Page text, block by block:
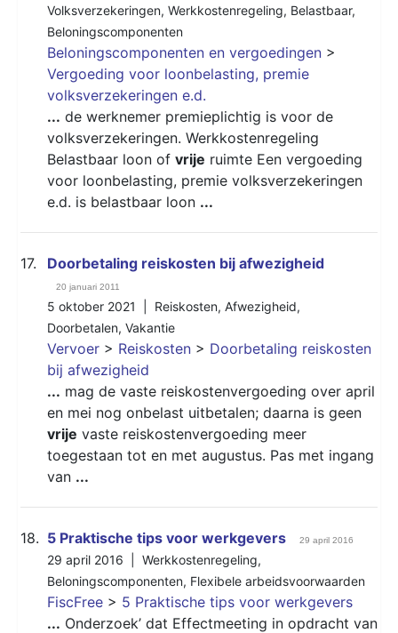
Volksverzekeringen, Werkkostenregeling, Belastbaar,
Beloningscomponenten
Beloningscomponenten en vergoedingen >
Vergoeding voor loonbelasting, premie
volksverzekeringen e.d.
... de werknemer premieplichtig is voor de
volksverzekeringen. Werkkostenregeling
Belastbaar loon of vrije ruimte Een vergoeding
voor loonbelasting, premie volksverzekeringen
e.d. is belastbaar loon ...
17. Doorbetaling reiskosten bij afwezigheid
20 januari 2011
5 oktober 2021 | Reiskosten, Afwezigheid,
Doorbetalen, Vakantie
Vervoer > Reiskosten > Doorbetaling reiskosten
bij afwezigheid
... mag de vaste reiskostenvergoeding over april
en mei nog onbelast uitbetalen; daarna is geen
vrije vaste reiskostenvergoeding meer
toegestaan tot en met augustus. Pas met ingang
van ...
18. 5 Praktische tips voor werkgevers 29 april 2016
29 april 2016 | Werkkostenregeling,
Beloningscomponenten, Flexibele arbeidsvoorwaarden
FiscFree > 5 Praktische tips voor werkgevers
... Onderzoek’ dat Effectmeeting in opdracht van